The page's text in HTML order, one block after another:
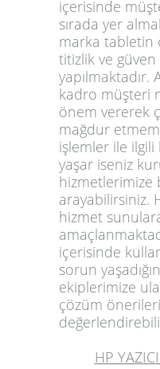
içerisinde
sırada yer
marka tabletin
titizlik ve
yapılmaktadır.
kadro müşteri
önem vererek
mağdur
işlemler ile
yaşar iseniz
hizmetlerimize
arayabilirsiniz.
hizmet
içerisinde
sorun
ekiplerimize
çözüm
HP